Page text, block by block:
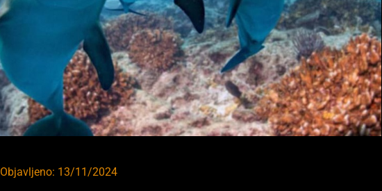
Objavljeno: 13/11/2024